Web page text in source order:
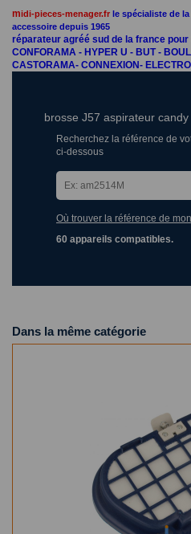
midi-pieces-menager.fr le spécialiste de
accessoire depuis 1965
réparateur agréé sud de la france pour
CONFORAMA - HYPER U - BUT -
CASTORAMA- CONNEXION-
brosse J57 aspirateur
Recherchez la référence de
ci-dessous
Où trouver la référence de
60 appareils compatibles.
Dans la même catégorie